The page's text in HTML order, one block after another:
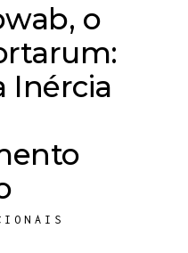
o
Inércia